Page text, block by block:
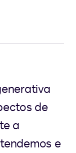
de
a
e